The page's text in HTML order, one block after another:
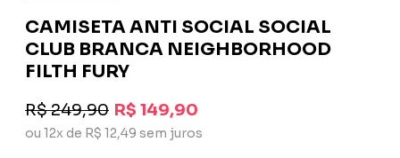
CAMISETA ANTI SOCIAL SOCIAL
CLUB BRANCA NEIGHBORHOOD
FILTH FURY
R$ 249,90 R$ 149,90
ou 12x de R$ 12,49 sem juros